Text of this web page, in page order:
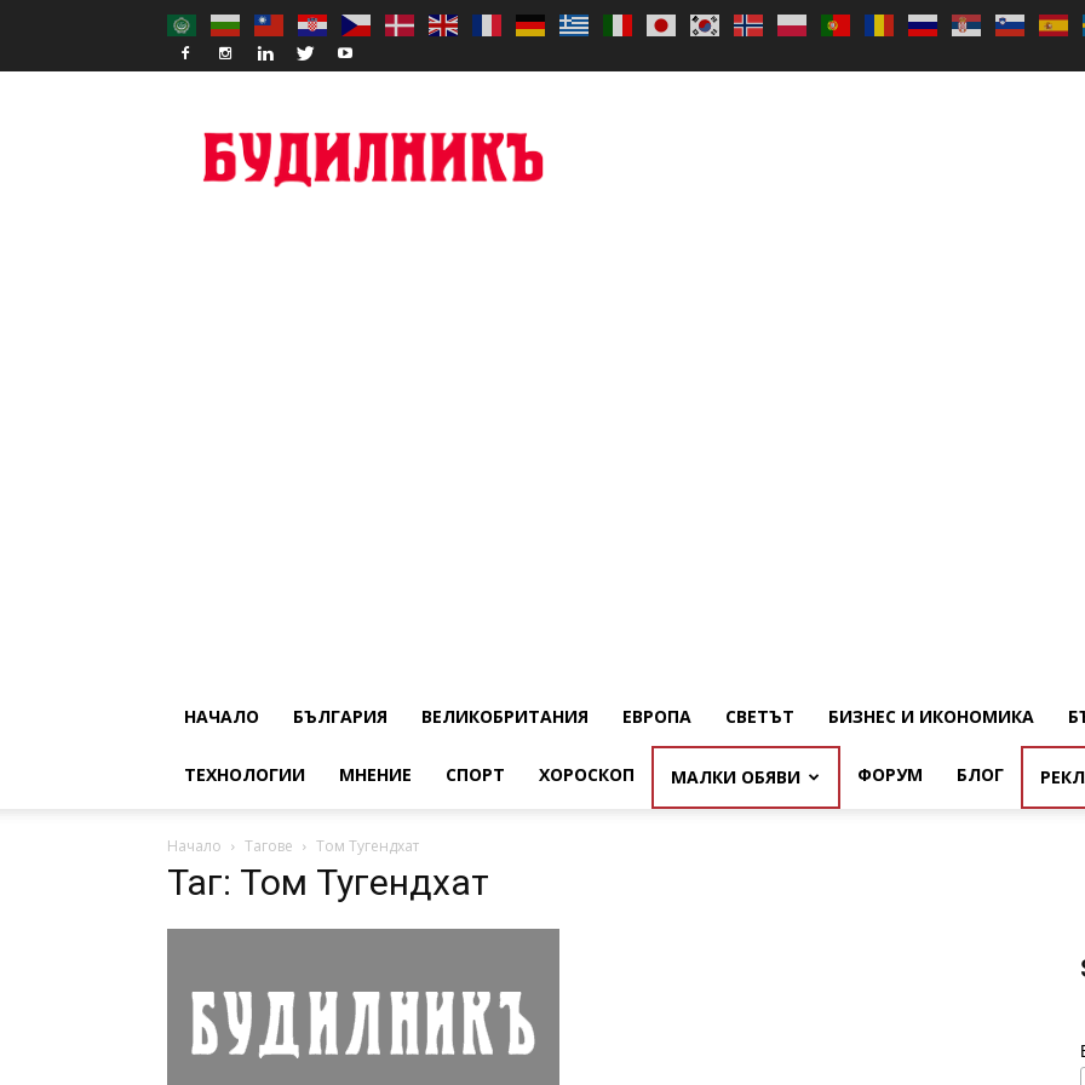
НАЧАЛО БЪЛГАРИЯ ВЕЛИКОБРИТАНИЯ ЕВРОПА СВЕТЪТ БИЗНЕС И ИКОНОМИКА
ТЕХНОЛОГИИ МНЕНИЕ СПОРТ ХОРОСКОП МАЛКИ ОБЯВИ ФОРУМ БЛОГ
Начало Тагове Том Тугендхат
Таг: Том Тугендхат